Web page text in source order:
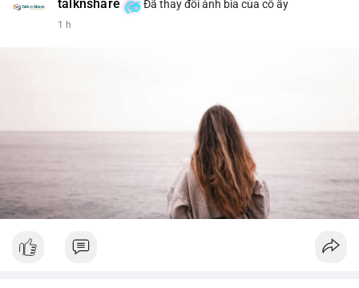
talknshare Đã thay đổi ảnh bìa của cô ấy
1 h